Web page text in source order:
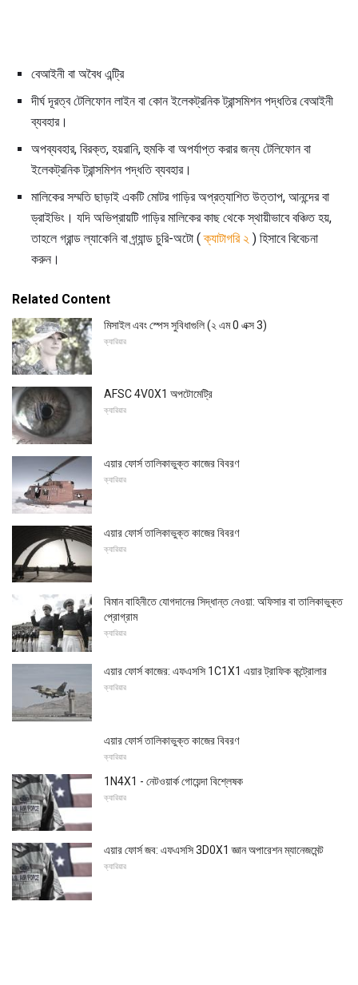
বেআইনী বা অবৈধ এন্ট্রি
দীর্ঘ দূরত্ব টেলিফোন লাইন বা কোন ইলেকট্রনিক ট্রান্সমিশন পদ্ধতির বেআইনী
ব্যবহার।
অপব্যবহার, বিরক্ত, হয়রানি, হুমকি বা অপর্যাপ্ত করার জন্য টেলিফোন বা
ইলেকট্রনিক ট্রান্সমিশন পদ্ধতি ব্যবহার।
মালিকের সম্মতি ছাড়াই একটি মোটর গাড়ির অপ্রত্যাশিত উত্তাপ, আনন্দের বা
ড্রাইভিং। যদি অভিপ্রায়টি গাড়ির মালিকের কাছ থেকে স্থায়ীভাবে বঞ্চিত হয়,
তাহলে গ্রান্ড ল্যাকেনি বা গ্র্যান্ড চুরি-অটো (ক্যাটাগরি ২ ) হিসাবে বিবেচনা
করুন।
Related Content
মিসাইল এবং স্পেস সুবিধাগুলি (২ এম 0 এক্স 3)
ক্যারিয়ার
AFSC 4V0X1 অপটোমেট্রি
ক্যারিয়ার
এয়ার ফোর্স তালিকাভুক্ত কাজের বিবরণ
ক্যারিয়ার
এয়ার ফোর্স তালিকাভুক্ত কাজের বিবরণ
ক্যারিয়ার
বিমান বাহিনীতে যোগদানের সিদ্ধান্ত নেওয়া: অফিসার বা তালিকাভুক্ত
প্রোগ্রাম
ক্যারিয়ার
এয়ার ফোর্স কাজের: এফএসসি 1C1X1 এয়ার ট্রাফিক কন্ট্রোলার
ক্যারিয়ার
এয়ার ফোর্স তালিকাভুক্ত কাজের বিবরণ
ক্যারিয়ার
1N4X1 - নেটওয়ার্ক গোয়েন্দা বিশ্লেষক
ক্যারিয়ার
এয়ার ফোর্স জব: এফএসসি 3D0X1 জ্ঞান অপারেশন ম্যানেজমেন্ট
ক্যারিয়ার